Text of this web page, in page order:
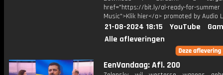
href="https://bit.ly/al-ready-for-summer
Music">Klik hier</a> promoted by Audio
21-08-2024 18:15 YouTube
Alle afleveringen
EenVandaag: Afl. 200